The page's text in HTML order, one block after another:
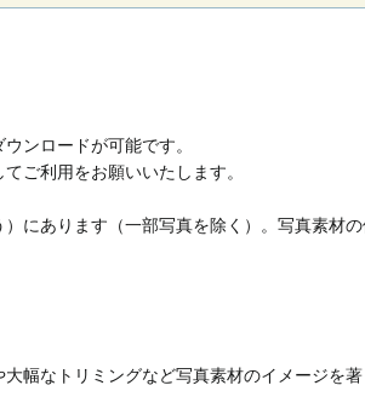
ンロードが可能です。
ご利用をお願いいたします。
にあります（一部写真を除く）。写真素材
幅なトリミングなど写真素材のイメージを